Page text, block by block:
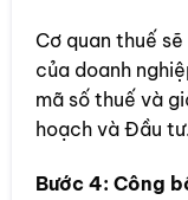
Cơ quan thuế
của doanh
mã số thuế và
hoạch và Đầu
Bước 4: Công